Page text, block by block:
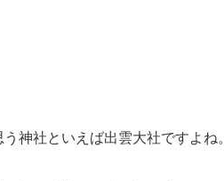
神社といえば出雲大社ですよね。